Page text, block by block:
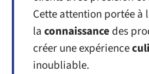
Cette attention portée à
laconnaissance des
créer une expérience
inoubliable.